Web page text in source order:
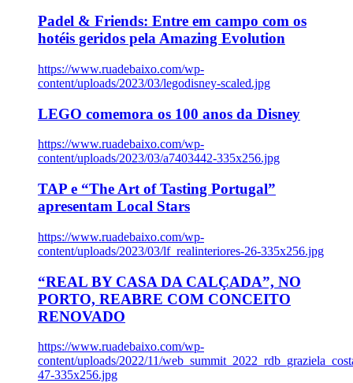
Padel & Friends: Entre em campo com os
hotéis geridos pela Amazing Evolution
https://www.ruadebaixo.com/wp-
content/uploads/2023/03/legodisney-scaled.jpg
LEGO comemora os 100 anos da Disney
https://www.ruadebaixo.com/wp-
content/uploads/2023/03/a7403442-335x256.jpg
TAP e “The Art of Tasting Portugal”
apresentam Local Stars
https://www.ruadebaixo.com/wp-
content/uploads/2023/03/lf_realinteriores-26-335x256.jpg
“REAL BY CASA DA CALÇADA”, NO
PORTO, REABRE COM CONCEITO
RENOVADO
https://www.ruadebaixo.com/wp-
content/uploads/2022/11/
47-335x256.jpg